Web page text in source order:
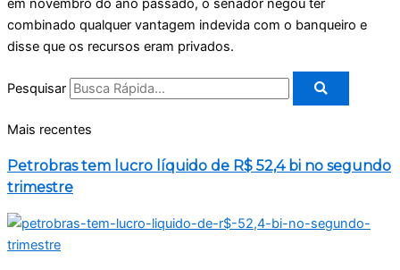
em novembro do ano passado, o senador negou ter
combinado qualquer vantagem indevida com o banqueiro e
disse que os recursos eram privados.
Pesquisar
Mais recentes
Petrobras tem lucro líquido de R$ 52,4 bi no segundo
trimestre